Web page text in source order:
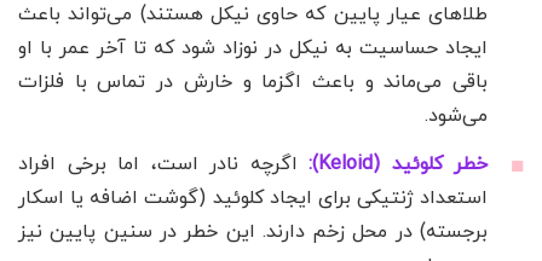
طلاهای عیار پایین که حاوی نیکل هستند) می‌تواند باعث
ایجاد حساسیت به نیکل در نوزاد شود که تا آخر عمر با او
باقی می‌ماند و باعث اگزما و خارش در تماس با فلزات
می‌شود.
خطر کلوئید (Keloid):
اگرچه نادر است، اما برخی افراد
استعداد ژنتیکی برای ایجاد کلوئید (گوشت اضافه یا اسکار
برجسته) در محل زخم دارند. این خطر در سنین پایین نیز